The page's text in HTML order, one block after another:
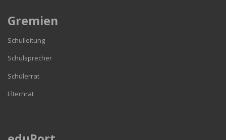
Gremien
Schulleitung
Schulsprecher
Schülerrat
Elternrat